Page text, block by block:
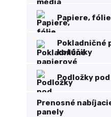
Papiere,
Pokladničné
kotúčiky
Podložky pod
Prenosné
panely